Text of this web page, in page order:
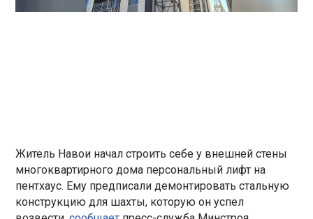
Житель Навои начал строить себе у внешней стены
многоквартирного дома персональный лифт на
пентхаус. Ему предписали демонтировать стальную
конструкцию для шахты, которую он успел